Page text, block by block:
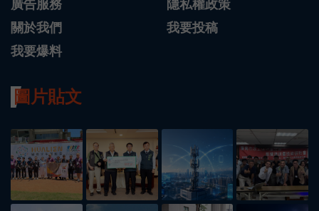
廣告服務
隱私權政策
關於我們
我要投稿
我要爆料
圖片貼文